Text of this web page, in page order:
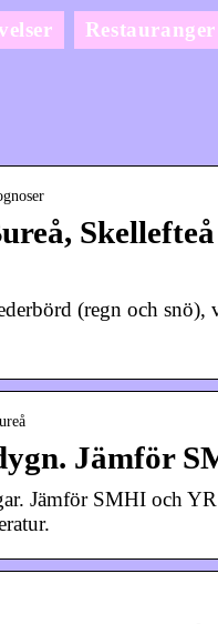
Restauranger
(regn och
Jämför
Jämför SMHI och